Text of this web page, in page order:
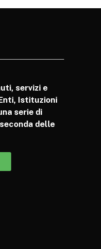
servizi e
Istituzioni
serie di
delle